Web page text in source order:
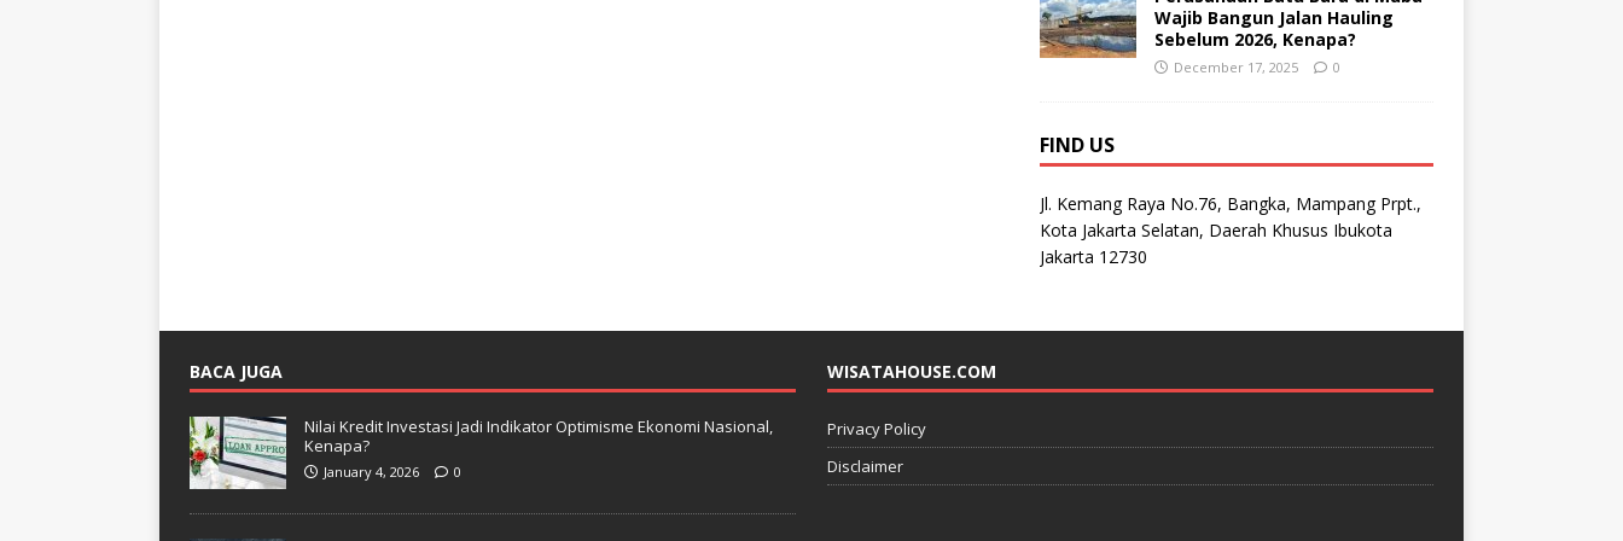
Wajib Bangun Jalan Hauling
Sebelum 2026, Kenapa?
December 17, 2025 0
FIND US
Jl. Kemang Raya No.76, Bangka, Mampang Prpt.,
Kota Jakarta Selatan, Daerah Khusus Ibukota
Jakarta 12730
BACA JUGA
Nilai Kredit Investasi Jadi Indikator Optimisme Ekonomi Nasional,
Kenapa?
January 4, 2026 0
WISATAHOUSE.COM
Privacy Policy
Disclaimer